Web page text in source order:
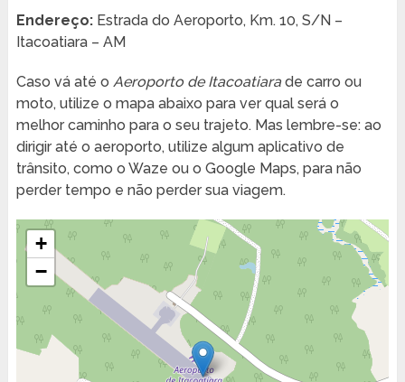
Endereço:Estrada do Aeroporto, Km. 10, S/N –
Itacoatiara – AM
Caso vá até o Aeroporto de Itacoatiarade carro ou
moto, utilize o mapa abaixo para ver qual será o
melhor caminho para o seu trajeto. Mas lembre-se: ao
dirigir até o aeroporto, utilize algum aplicativo de
trânsito, como o Waze ou o Google Maps, para não
perder tempo e não perder sua viagem.
+
−